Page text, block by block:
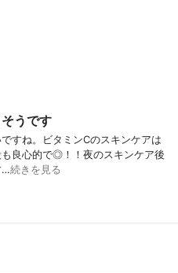
うです
すね。ビタミンCのスキンケアは
良心的で◎！！夜のスキンケア後
…続きを見る